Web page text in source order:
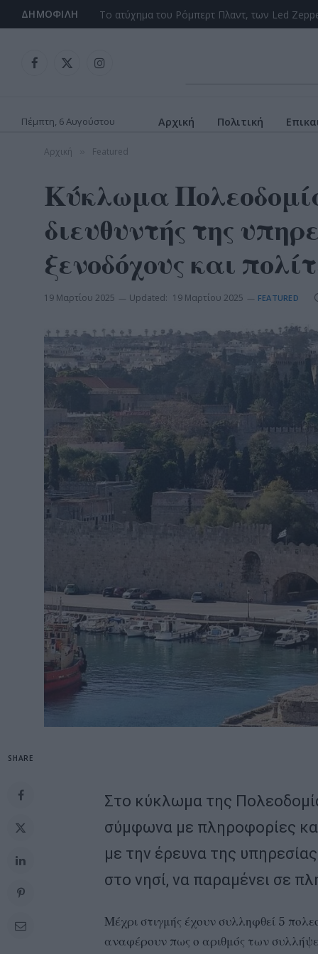
ΔΗΜΟΦΙΛΉ
Facebook
X
Instagram
Πέμπτη, 6 Αυγούστου Αρχική Πολιτική
Αρχική Featured
Κύκλωμα
διευθυντής της
ξενοδόχους και
19 Μαρτίου 2025 Updated: 19 Μαρτίου 2025 FEATURED
SHARE
Στο κύκλωμα της
σύμφωνα με πληροφορίες
με την έρευνα της
στο νησί, να παραμένει σε
Μέχρι στιγμής έχουν συλληφθεί 5
αναφέρουν πως ο αριθμός των